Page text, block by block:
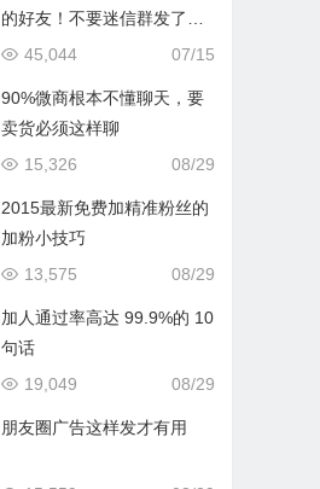
的好友！不要迷信群发了，
只有我这个方法最有效 07/15
45,044
90%微商根本不懂聊天，要
卖货必须这样聊
08/29
15,326
2015最新免费加精准粉丝的
加粉小技巧
08/29
13,575
加人通过率高达 99.9%的 10
句话
08/29
19,049
朋友圈广告这样发才有用